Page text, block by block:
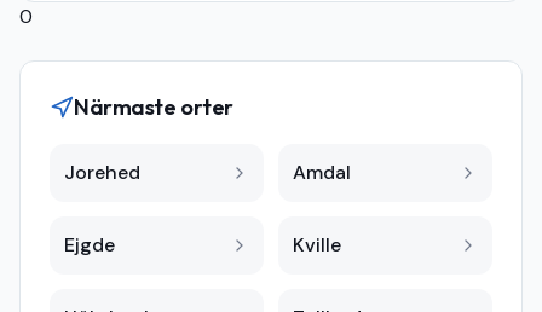
0
Närmaste orter
Jorehed Amdal
Ejgde Kville